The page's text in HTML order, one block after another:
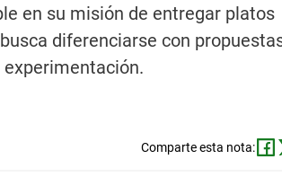
en su misión de entregar platos
diferenciarse con
experimentación.
Comparte esta nota: